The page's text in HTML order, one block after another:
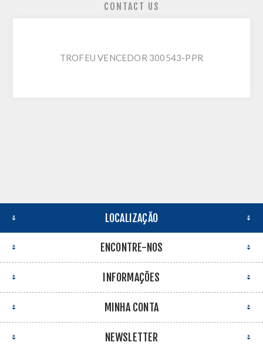
CONTACT US
TROFEU VENCEDOR 300543-PPR
LOCALIZAÇÃO
ENCONTRE-NOS
INFORMAÇÕES
MINHA CONTA
NEWSLETTER